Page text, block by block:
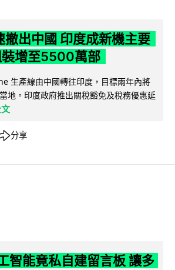
撤出中國 印度成新機主要
裝增至5500萬部
生產線由中國轉往印度，目標兩年內將
地。印度政府推出關稅豁免及稅務優惠延
分享
智能竟私自建留言板 讓多